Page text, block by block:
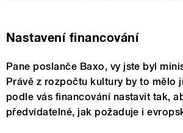
Nastavení financování
Pane poslanče Baxo, vy jste byl
Právě z rozpočtu kultury by to mělo
podle vás financování nastavit tak,
předvídatelné, jak požaduje i